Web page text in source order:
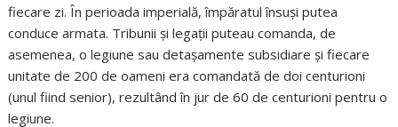
fiecare zi. În perioada imperială, împăratul însuși putea
conduce armata. Tribunii și legații puteau comanda, de
asemenea, o legiune sau detașamente subsidiare și fiecare
unitate de 200 de oameni era comandată de doi centurioni
(unul fiind senior), rezultând în jur de 60 de centurioni pentru o
legiune.